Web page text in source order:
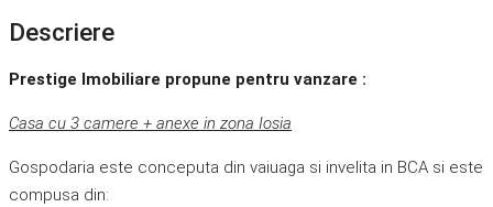
Descriere
Prestige Imobiliare propune pentru vanzare :
Casa cu 3 camere + anexe in zona Iosia
Gospodaria este conceputa din vaiuaga si invelita in BCA si este
compusa din: